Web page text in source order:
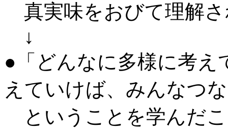
真実味をおびて理解
↓
●「どんなに多様に考
えていけば、みんなつ
ということを学んだ